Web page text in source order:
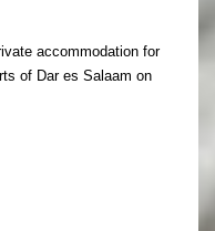
accommodation for
of Dar es Salaam on